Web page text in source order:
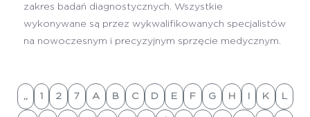
zakres badań diagnostycznych. Wszystkie
wykonywane są przez wykwalifikowanych specjalistów
na nowoczesnym i precyzyjnym sprzęcie medycznym.
„ 1 2 7 A B C D E F G H K L